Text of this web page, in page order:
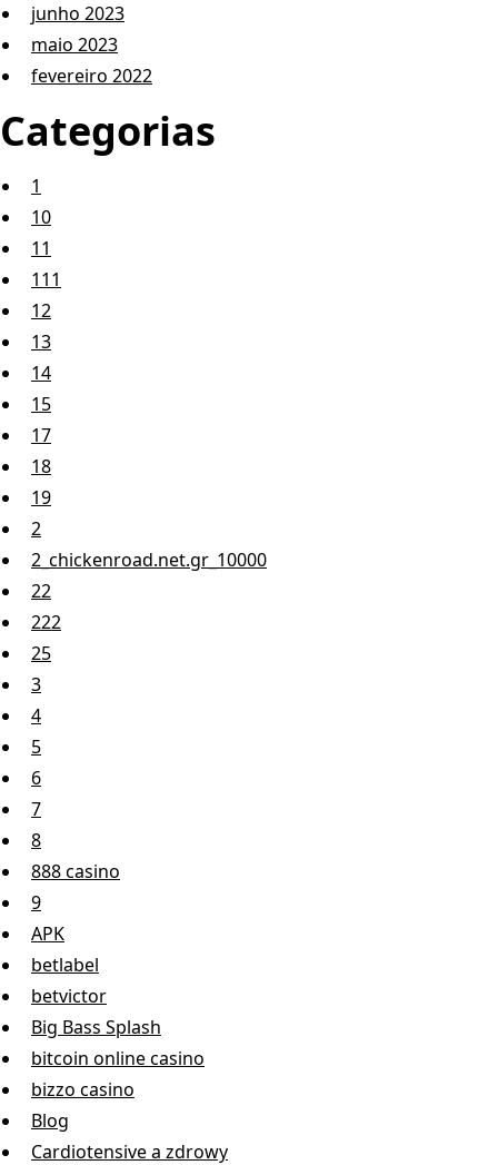
junho 2023
maio 2023
fevereiro 2022
Categorias
1
10
11
111
12
13
14
15
17
18
19
2
2_chickenroad.net.gr_10000
22
222
25
3
4
5
6
7
8
888 casino
9
APK
betlabel
betvictor
Big Bass Splash
bitcoin online casino
bizzo casino
Blog
Cardiotensive a zdrowy